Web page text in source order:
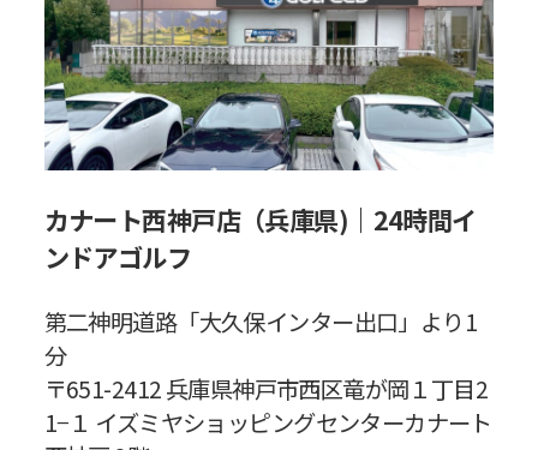
カナート西神戸店（兵庫県)｜24時間イ
ンドアゴルフ
第二神明道路「大久保インター出口」より1
分
〒651-2412 兵庫県神戸市西区竜が岡１丁目2
1−１ イズミヤショッピングセンターカナート